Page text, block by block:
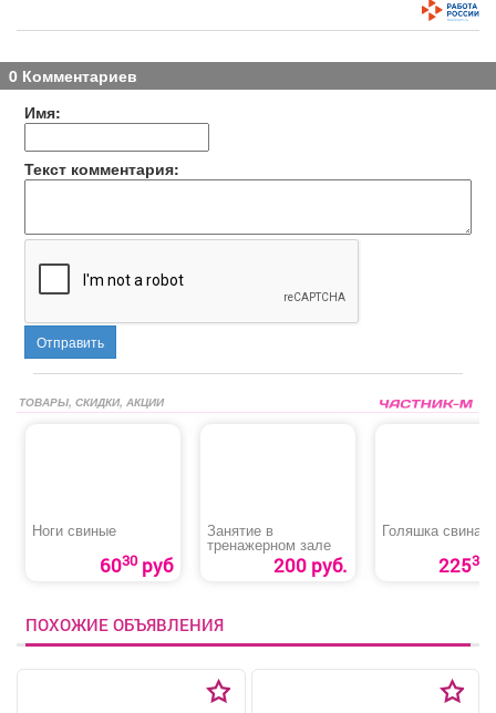
0 Комментариев
Имя:
Текст комментария:
Отправить
ТОВАРЫ, СКИДКИ, АКЦИИ
Ноги свиные
6030руб
Занятие в
тренажерном зале
200 руб.
Голяшка свиная
22530
ПОХОЖИЕ ОБЪЯВЛЕНИЯ